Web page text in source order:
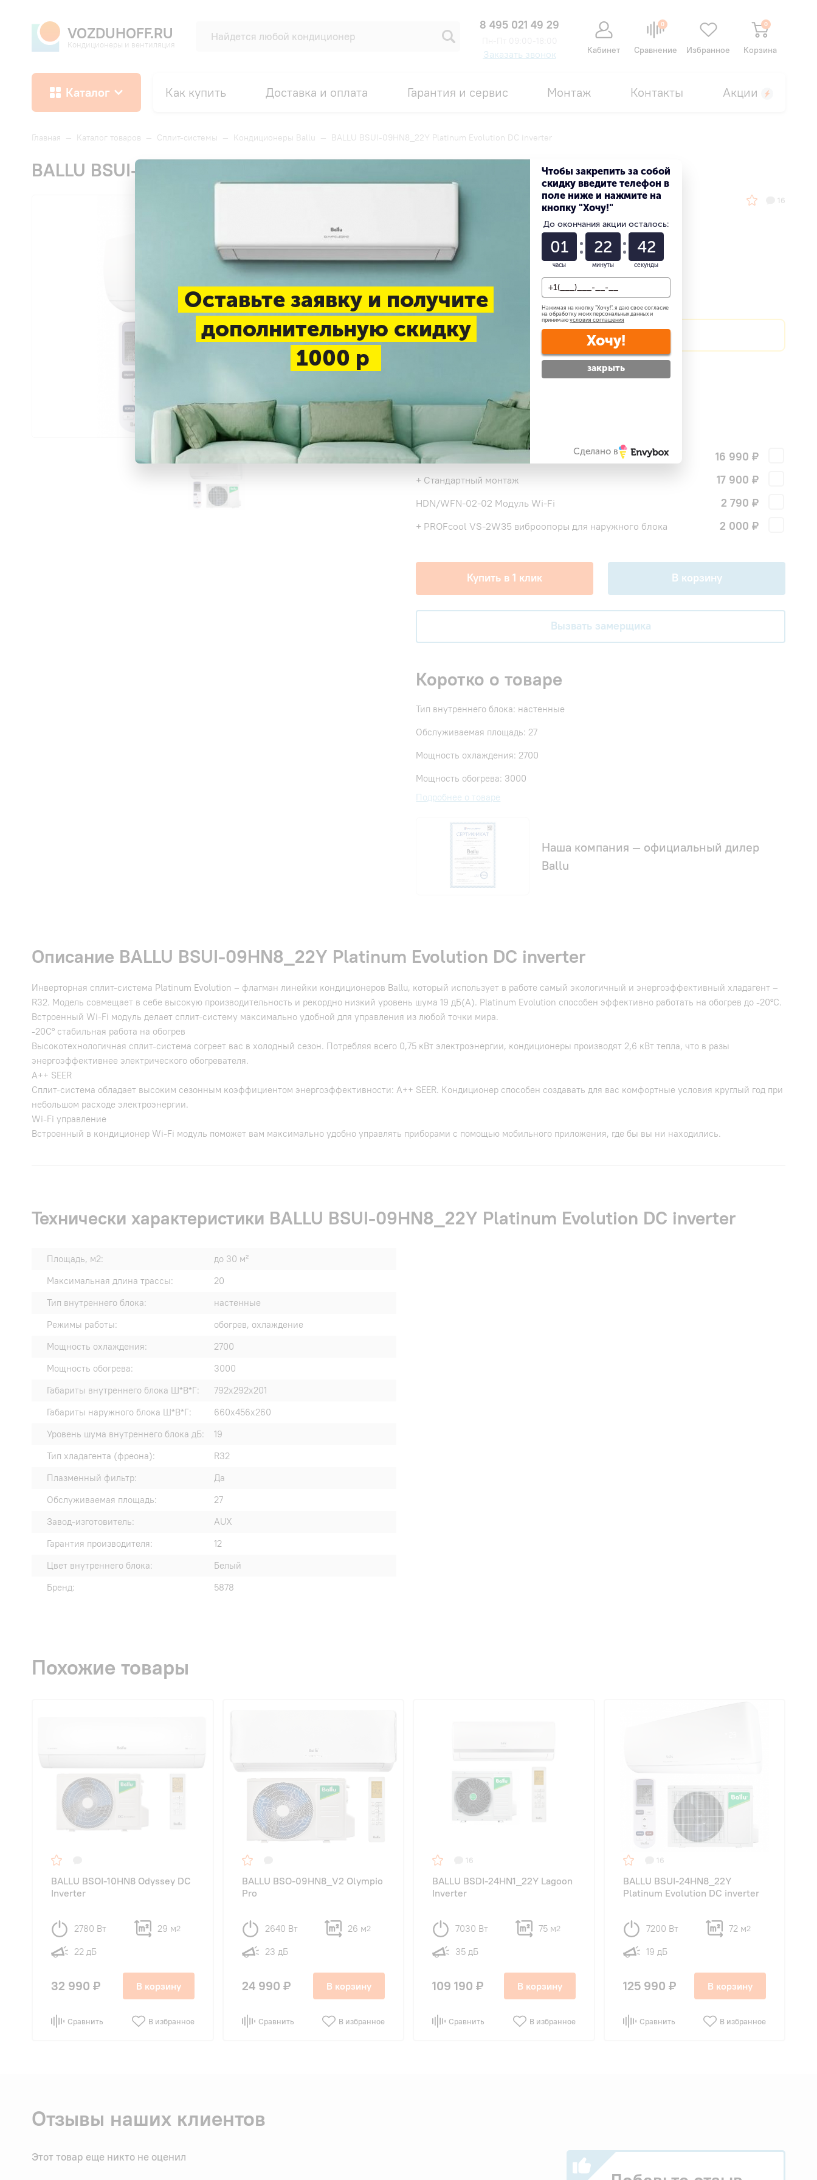
VOZDUHOFF.RU
Кондиционеры и вентиляция
8 495 021 49 29
Заказать звонок Кабинет
0
Сравнение Избранное
0
Корзина
Каталог Как купить Доставка и оплата Гарантия и сервис Монтаж Контакты Акции
Главная — Каталог товаров — Сплит-системы — Кондиционеры Ballu — BALLU BSUI-09HN8_22Y Platinum Evolution DC inverter
BALLU BSUI-09HN8_22Y Platinum Evolution DC inverter
16
В наличии на складе
До 27 м2 До 35 м2 До 59 м2 До 72 м2
Нашли дешевле? Сделаем скидку!
Самовывоз в будние дни —
Дополнительные услуги
+ Стандартный монтаж 16 990 ₽
+ Стандартный монтаж 17 900 ₽
HDN/WFN-02-02 Модуль Wi-Fi 2 790 ₽
+ PROFcool VS-2W35 виброопоры для наружного блока 2 000 ₽
Купить в 1 клик В корзину
Вызвать замерщика
Коротко о товаре
Тип внутреннего блока: настенные
Обслуживаемая площадь: 27
Мощность охлаждения: 2700
Мощность обогрева: 3000
Подробнее о товаре
Наша компания — официальный дилер
Ballu
Описание BALLU BSUI-09HN8_22Y Platinum Evolution DC inverter
Инверторная сплит-система Platinum Evolution – флагман линейки кондиционеров Ballu, который использует в работе самый экологичный и энергоэффективный хладагент –
R32. Модель совмещает в себе высокую производительность и рекордно низкий уровень шума 19 дБ(А). Platinum Evolution способен эффективно работать на обогрев до -20°С.
Встроенный Wi-Fi модуль делает сплит-систему максимально удобной для управления из любой точки мира.
-20С° стабильная работа на обогрев
Высокотехнологичная сплит-система согреет вас в холодный сезон. Потребляя всего 0,75 кВт электроэнергии, кондиционеры производят 2,6 кВт тепла, что в разы
энергоэффективнее электрического обогревателя.
A++ SEER
Сплит-система обладает высоким сезонным коэффициентом энергоэффективности: А++ SEER. Кондиционер способен создавать для вас комфортные условия круглый год при
небольшом расходе электроэнергии.
Wi-Fi управление
Встроенный в кондиционер Wi-Fi модуль поможет вам максимально удобно управлять приборами с помощью мобильного приложения, где бы вы ни находились.
Технически характеристики BALLU BSUI-09HN8_22Y Platinum Evolution DC inverter
Площадь, м2:
до 30 м²
Максимальная длина трассы:
20
Тип внутреннего блока:
настенные
Режимы работы:
обогрев, охлаждение
Мощность охлаждения:
2700
Мощность обогрева:
3000
Габариты внутреннего блока Ш*В*Г:
792x292x201
Габариты наружного блока Ш*В*Г:
660x456x260
Уровень шума внутреннего блока дБ:
19
Тип хладагента (фреона):
R32
Плазменный фильтр:
Да
Обслуживаемая площадь:
27
Завод-изготовитель:
AUX
Гарантия производителя:
12
Цвет внутреннего блока:
Белый
Бренд:
5878
Похожие товары
BALLU BSOI-10HN8 Odyssey DC
Inverter
2780 Вт 29 м2
22 дБ
32 990 ₽ В корзину
Сравнить В избранное
BALLU BSO-09HN8_V2 Olympio
Pro
2640 Вт 26 м2
23 дБ
24 990 ₽ В корзину
Сравнить В избранное
16
BALLU BSDI-24HN1_22Y Lagoon
Inverter
7030 Вт 75 м2
35 дБ
109 190 ₽ В корзину
Сравнить В избранное
16
BALLU BSUI-24HN8_22Y
Platinum Evolution DC inverter
7200 Вт 72 м2
19 дБ
125 990 ₽ В корзину
Сравнить В избранное
Отзывы наших клиентов
Этот товар еще никто не оценил
Оставьте заявку и получите
дополнительную скидку
1000 р
Чтобы закрепить за собой
скидку введите телефон в
поле ниже и нажмите на
кнопку "Хочу!"
До окончания акции осталось:
01
часы
22
минуты
41
секунды
Нажимая на кнопку "Хочу!", я даю свое согласие
на обработку моих персональных данных и
принимаю условия соглашения
Хочу!
закрыть
Сделано в